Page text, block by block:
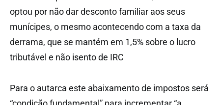
optou por não dar desconto familiar aos seus
munícipes, o mesmo acontecendo com a taxa da
derrama, que se mantém em 1,5% sobre o lucro
tributável e não isento de IRC
Para o autarca este abaixamento de impostos será